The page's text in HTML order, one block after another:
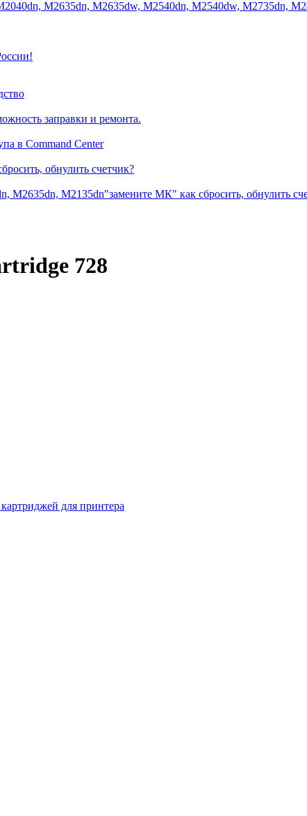
M2635dn, M2635dw, M2540dn, M2540dw, M2735dn,
заправки и ремонта.
в Command Center
обнулить счетчик?
M2635dn, M2135dn"замените МК" как сбросить, обнулить
728
для принтера